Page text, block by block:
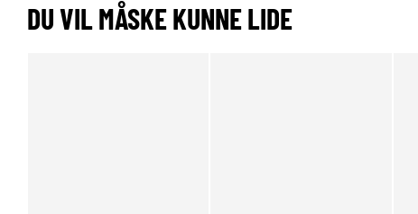
DU VIL MÅSKE KUNNE LIDE